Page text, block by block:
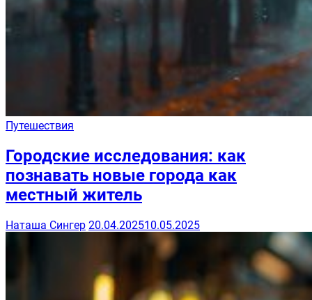
Путешествия
Городские исследования: как
познавать новые города как
местный житель
Наташа Сингер 20.04.202510.05.2025